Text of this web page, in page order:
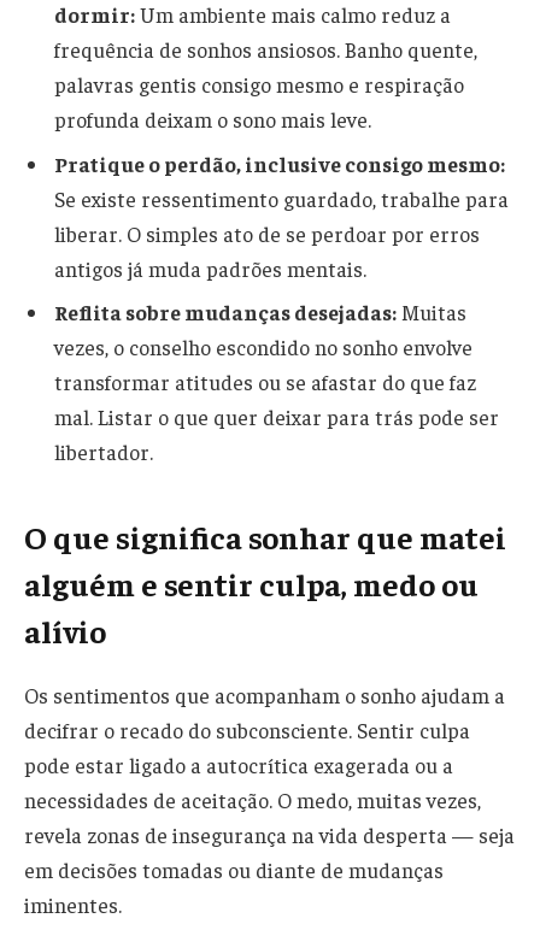
dormir:Um ambiente mais calmo reduz a
frequência de sonhos ansiosos. Banho quente,
palavras gentis consigo mesmo e respiração
profunda deixam o sono mais leve.
Pratique o perdão, inclusive consigo mesmo:
Se existe ressentimento guardado, trabalhe para
liberar. O simples ato de se perdoar por erros
antigos já muda padrões mentais.
Reflita sobre mudanças desejadas:Muitas
vezes, o conselho escondido no sonho envolve
transformar atitudes ou se afastar do que faz
mal. Listar o que quer deixar para trás pode ser
libertador.
O que significa sonhar que matei
alguém e sentir culpa, medo ou
alívio
Os sentimentos que acompanham o sonho ajudam a
decifrar o recado do subconsciente. Sentir culpa
pode estar ligado a autocrítica exagerada ou a
necessidades de aceitação. O medo, muitas vezes,
revela zonas de insegurança na vida desperta — seja
em decisões tomadas ou diante de mudanças
iminentes.